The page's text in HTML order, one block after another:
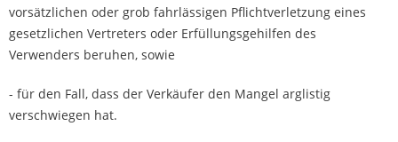
vorsätzlichen oder grob fahrlässigen Pflichtverletzung eines
gesetzlichen Vertreters oder Erfüllungsgehilfen des
Verwenders beruhen, sowie
- für den Fall, dass der Verkäufer den Mangel arglistig
verschwiegen hat.